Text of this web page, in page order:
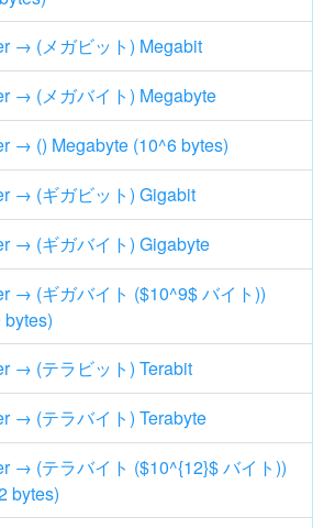
→ (メガビット) Megabit
→ (メガバイト) Megabyte
→ () Megabyte (10^6 bytes)
→ (ギガビット) Gigabit
→ (ギガバイト) Gigabyte
→ (ギガバイト ($10^9$ バイト))
→ (テラビット) Terabit
→ (テラバイト) Terabyte
→ (テラバイト ($10^{12}$ バイト))
bytes)